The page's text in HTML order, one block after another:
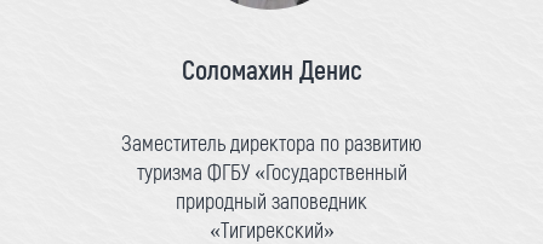
Соломахин Денис
Заместитель директора по развитию
туризма ФГБУ «Государственный
природный заповедник
«Тигирекский»